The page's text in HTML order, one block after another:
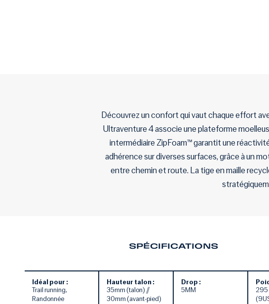
Découvrez un confort qui vaut chaque effort
Ultraventure 4 associe une plateforme
intermédiaire ZipFoam™ garantit une
adhérence sur diverses surfaces, grâce à un
entre chemin et route. La tige en maille
SPÉCIFICATIONS
Idéal pour :
Trail running,
Randonnée
Hauteur talon :
35mm (talon) //
30mm (avant-pied)
Drop :
5MM
295